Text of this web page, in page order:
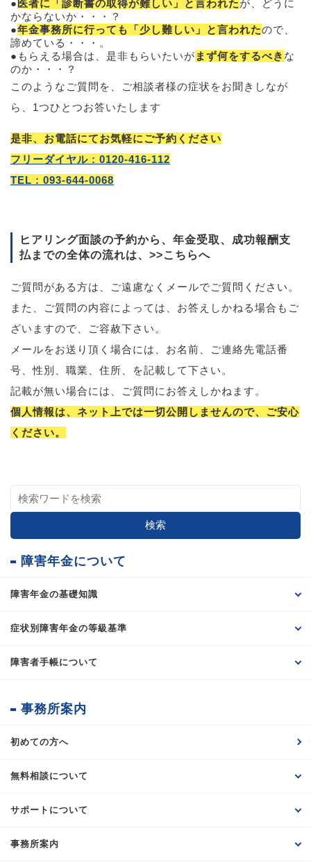
医者に「診断書の取得が難しい」と言われたが、どうに
かならないか・・・？
年金事務所に行っても「少し難しい」と言われたので、
諦めている・・・。
もらえる場合は、是非もらいたいが まず何をするべき な
のか・・・？
このようなご質問を、ご相談者様の症状をお聞きしなが
ら、1つひとつお答いたします
是非、お電話にてお気軽にご予約ください
フリーダイヤル : 0120-416-112
TEL : 093-644-0068
ヒアリング面談の予約から、年金受取、成功報酬支
払までの全体の流れは、 >>こちらへ
ご質問がある方は、ご遠慮なくメールでご質問ください。
また、ご質問の内容によっては、お答えしかねる場合もご
ざいますので、ご容赦下さい。
メールをお送り頂く場合には、お名前、ご連絡先電話番
号、性別、職業、住所、を記載して下さい。
記載が無い場合には、ご質問にお答えしかねます。
個人情報は、ネット上では一切公開しませんので、ご安心
ください。
検索
障害年金について
障害年金の基礎知識
症状別障害年金の等級基準
障害者手帳について
事務所案内
初めての方へ
無料相談について
サポートについて
事務所案内